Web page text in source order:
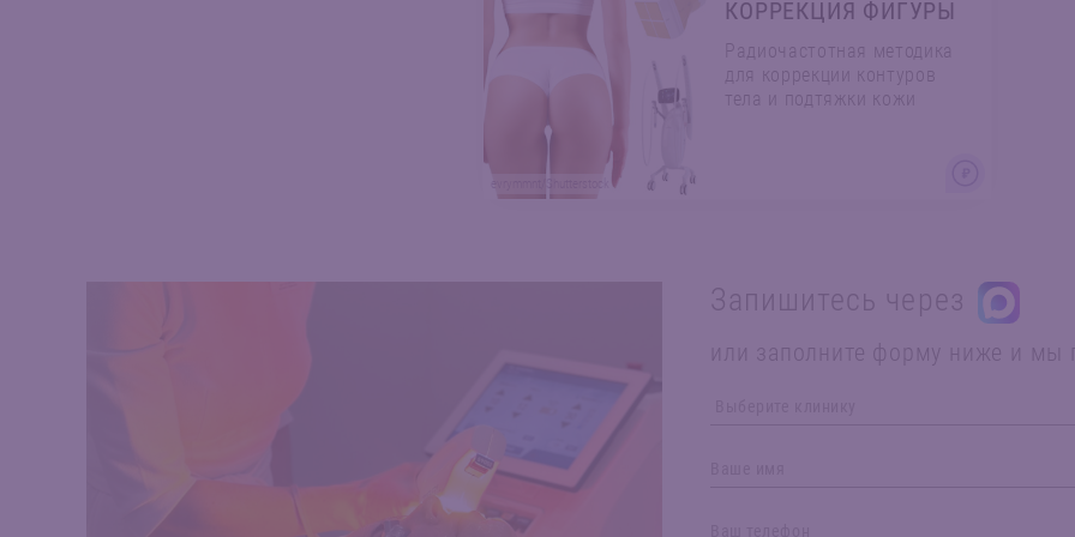
КОРРЕКЦИЯ ФИГУРЫ
Радиочастотная методика
для коррекции контуров
тела и подтяжки кожи
Запишитесь через
или заполните форму ниже и мы